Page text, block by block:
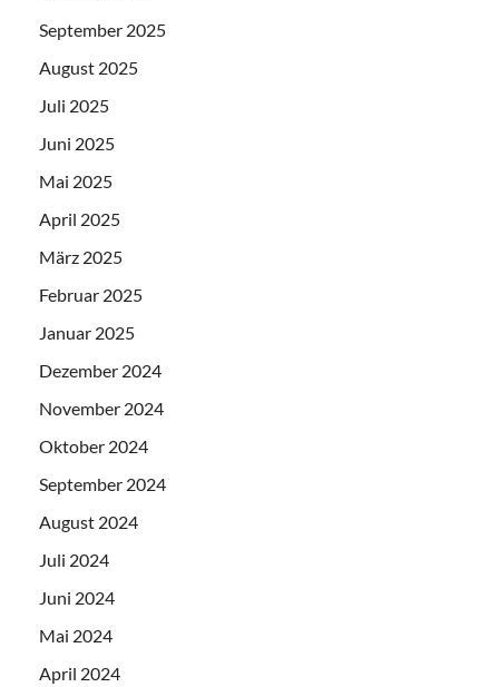
September 2025
August 2025
Juli 2025
Juni 2025
Mai 2025
April 2025
März 2025
Februar 2025
Januar 2025
Dezember 2024
November 2024
Oktober 2024
September 2024
August 2024
Juli 2024
Juni 2024
Mai 2024
April 2024